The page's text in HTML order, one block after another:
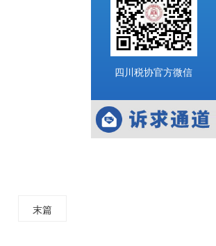
四川税协官方微信
末篇